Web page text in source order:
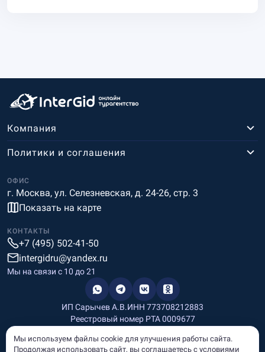
Компания
ОФИС
г. Москва, ул. Селезневская, д. 24-26, стр. 3
Показать на карте
Политики и соглашения
КОНТАКТЫ
+7 (495) 502-41-50
intergidru@yandex.ru
Мы на связи c 10 до 21
ИП Сарычев А.В.ИНН 773708212883
Реестровый номер РТА 0009677
Информация, размещённая на сайте, носит информационный
Мы используем файлы cookie для улучшения работы сайта.
Продолжая использовать сайт, вы соглашаетесь с условиями